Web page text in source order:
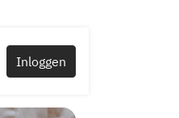
Inloggen